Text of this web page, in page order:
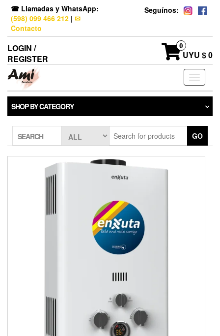
☎ Llamadas y WhatsApp:
(598) 099 466 212 | ✉
Contacto
Seguínos:
LOGIN /
REGISTER
0
UYU $ 0
Toggle
SHOP BY CATEGORY
SEARCH GO